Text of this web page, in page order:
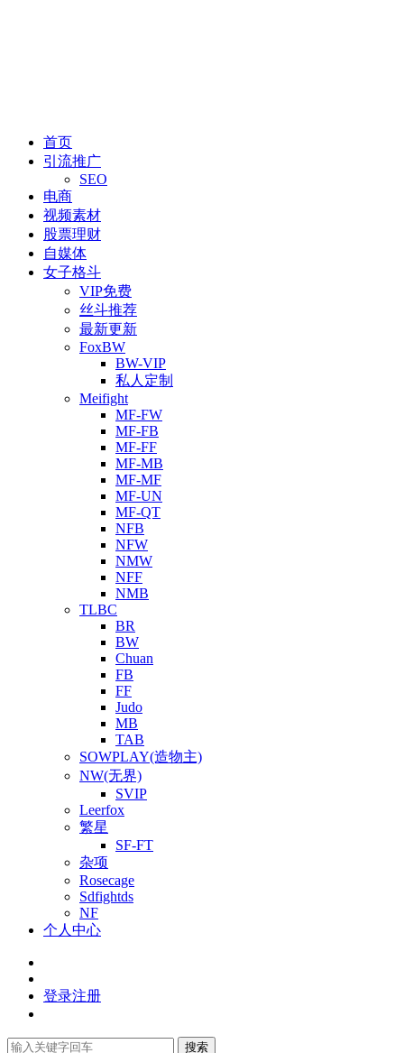
首页
引流推广
SEO
电商
视频素材
股票理财
自媒体
女子格斗
VIP免费
丝斗推荐
最新更新
FoxBW
BW-VIP
私人定制
Meifight
MF-FW
MF-FB
MF-FF
MF-MB
MF-MF
MF-UN
MF-QT
NFB
NFW
NMW
NFF
NMB
TLBC
BR
BW
Chuan
FB
FF
Judo
MB
TAB
SOWPLAY(造物主)
NW(无界)
SVIP
Leerfox
繁星
SF-FT
杂项
Rosecage
Sdfightds
NF
个人中心
登录注册
搜索